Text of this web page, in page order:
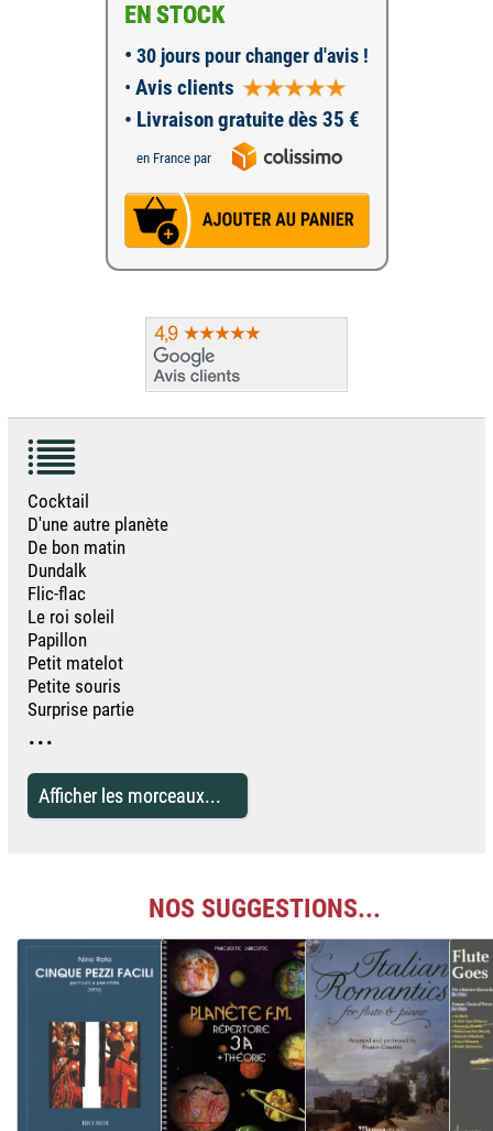
EN STOCK
• 30 jours pour changer d'avis !
• Avis clients
• Livraison gratuite dès 35 €
en France par
Cocktail
D'une autre planète
De bon matin
Dundalk
Flic-flac
Le roi soleil
Papillon
Petit matelot
Petite souris
Surprise partie
...
Afficher les morceaux...
NOS SUGGESTIONS...